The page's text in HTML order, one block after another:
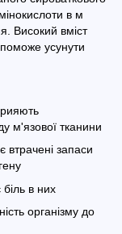
в м
Високий вміст
усунути
м'язової тканини
запаси
в них
організму до